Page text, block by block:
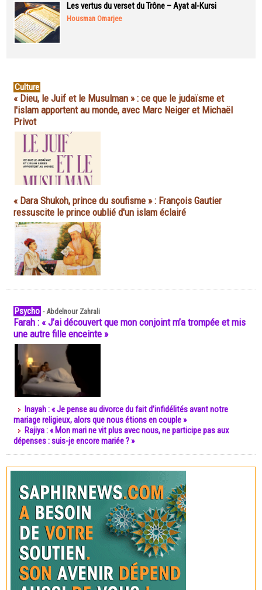
Les vertus du verset du Trône – Ayat al-Kursi
Housman Omarjee
Culture
« Dieu, le Juif et le Musulman » : ce que le judaïsme et
l'islam apportent au monde, avec Marc Neiger et Michaël
Privot
« Dara Shukoh, prince du soufisme » : François Gautier
ressuscite le prince oublié d'un islam éclairé
Psycho -Abdelnour Zahrali
Farah : « J’ai découvert que mon conjoint m’a trompée et mis
une autre fille enceinte »
Inayah : « Je pense au divorce du fait d’infidélités avant notre
mariage religieux, alors que nous étions en couple »
Rajiya : « Mon mari ne vit plus avec nous, ne participe pas aux
dépenses : suis-je encore mariée ? »